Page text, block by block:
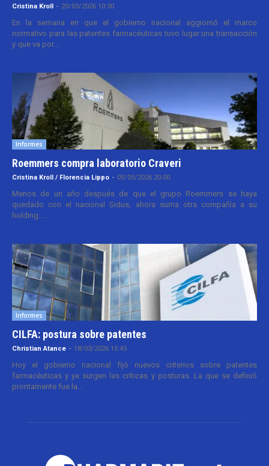
Cristina Kroll - 20/03/2026 10:30
En la semana en que el gobierno nacional aggiornó el marco
normativo para las patentes farmacéuticas tuvo lugar una transacción
y que va por...
Informes
Roemmers compra laboratorio Craveri
Cristina Kroll / Florencia Lippo - 05/05/2026 20:00
Menos de un año después de que el grupo Roemmers se haya
quedado con el nacional Sidus, ahora suma otra compañía a su
holding....
Informes
CILFA: postura sobre patentes
Christian Atance - 18/03/2026 15:45
Hoy el gobierno nacional fijó nuevos criterios sobre patentes
farmacéuticas y ya surgen las críticas y posturas. La que se definió
prontamente fue la...